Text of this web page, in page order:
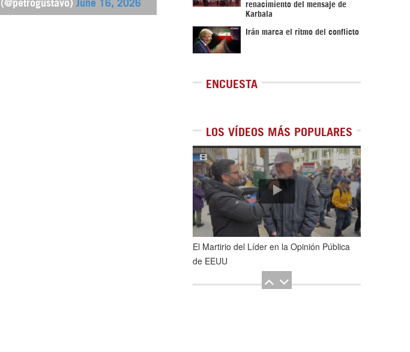
(@petrogustavo) June 16, 2026 renacimiento del mensaje de
Karbala
Irán marca el ritmo del conflicto
ENCUESTA
LOS VÍDEOS MÁS POPULARES
1de5
El Martirio del Líder en la Opinión Pública
de EEUU